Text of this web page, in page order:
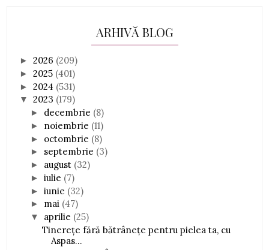
ARHIVĂ BLOG
►2026 (209)
►2025 (401)
►2024 (531)
▼2023 (179)
► decembrie (8)
► noiembrie (11)
► octombrie (8)
► septembrie (3)
► august (32)
►iulie (7)
►iunie (32)
► mai (47)
▼ aprilie (25)
Tinerețe fără bătrânețe pentru pielea ta, cu
Aspas...